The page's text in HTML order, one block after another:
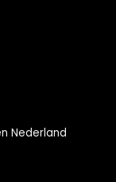
Nederland